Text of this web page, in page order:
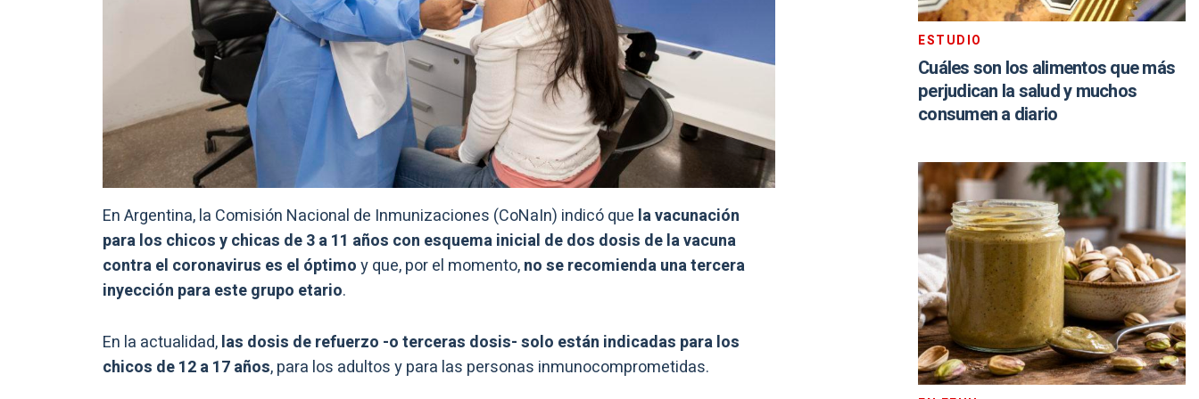
En Argentina, la Comisión Nacional de Inmunizaciones (CoNaIn) indicó que la vacunación
para los chicos y chicas de 3 a 11 años con esquema inicial de dos dosis de la vacuna
contra el coronavirus es el óptimoy que, por el momento,no se recomienda una tercera
inyección para este grupo etario.
En la actualidad,las dosis de refuerzo -o terceras dosis- solo están indicadas para los
chicos de 12 a 17 años, para los adultos y para las personas inmunocomprometidas.
ESTUDIO
Cuáles son los alimentos que más
perjudican la salud y muchos
consumen a diario